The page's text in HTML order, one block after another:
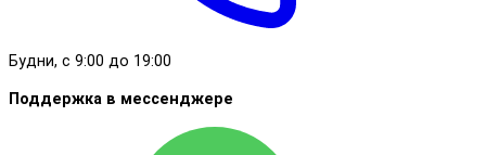
Будни, с 9:00 до 19:00
Поддержка в мессенджере